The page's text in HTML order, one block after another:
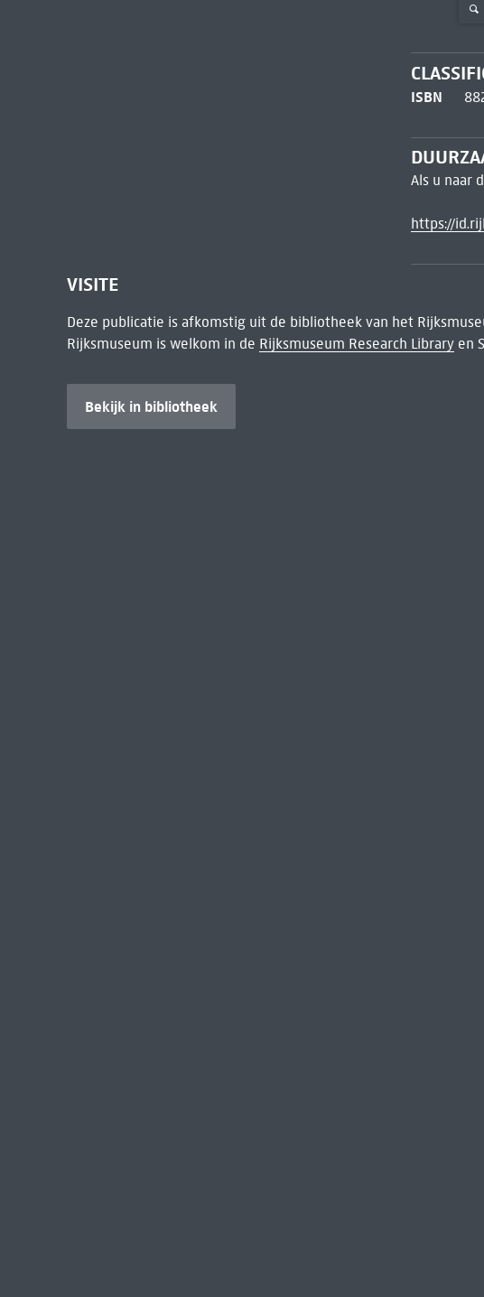
ISBN
Als u naar
https://
VISITE
Deze publicatie is afkomstig uit de bibliotheek van het
Rijksmuseum is welkom in de Rijksmuseum Research Libraryen
Bekijk in bibliotheek